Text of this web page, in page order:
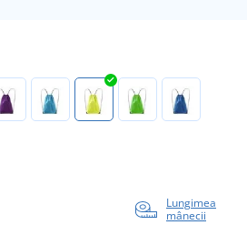
Lungimea
mânecii